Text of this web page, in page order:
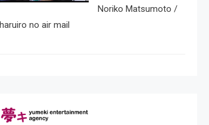
Noriko Matsumoto /
haruiro no air mail